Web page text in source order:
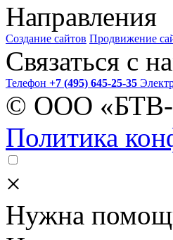
Направления
Создание сайтов Продвижение
Связаться с
Телефон +7 (495) 645-25-35
© ООО «БТВ-
Политика
×
Нужна